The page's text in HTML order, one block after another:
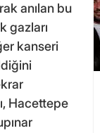
anılan bu
gazları
kanseri
Hacettepe